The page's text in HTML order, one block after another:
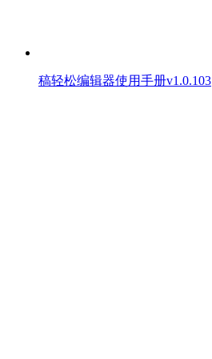
稿轻松编辑器使用手册v1.0.103